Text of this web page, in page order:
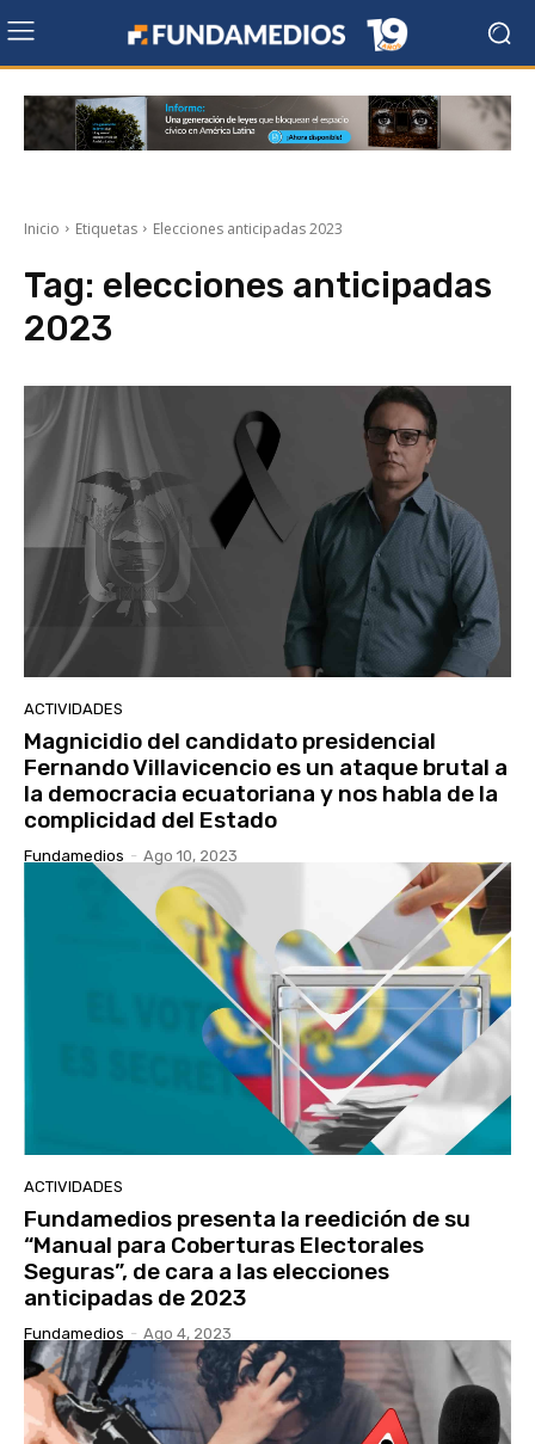
Inicio Etiquetas Elecciones anticipadas 2023
Tag: elecciones anticipadas
2023
ACTIVIDADES
Magnicidio del candidato presidencial
Fernando Villavicencio es un ataque brutal a
la democracia ecuatoriana y nos habla de la
complicidad del Estado
Fundamedios - Ago 10, 2023
ACTIVIDADES
Fundamedios presenta la reedición de su
“Manual para Coberturas Electorales
Seguras”, de cara a las elecciones
anticipadas de 2023
Fundamedios - Ago 4, 2023